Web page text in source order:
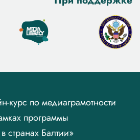
курс по медиаграмотности
программы
странах Балтии»